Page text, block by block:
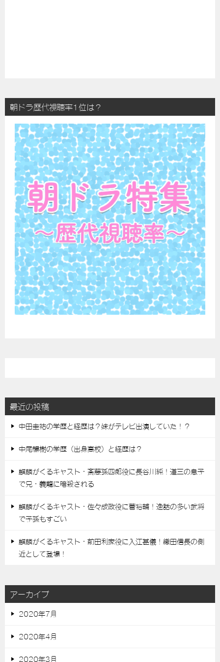
朝ドラ歴代視聴率1位は？
最近の投稿
中田圭祐の学歴と経歴は？妹がテレビ出演していた！？
中尾暢樹の学歴（出身高校）と経歴は？
麒麟がくるキャスト・斎藤孫四郎役に長谷川純！道三の息子
で兄・義龍に暗殺される
麒麟がくるキャスト・佐々成政役に菅裕輔！逸話の多い武将
で子孫もすごい
麒麟がくるキャスト・前田利家役に入江甚儀！織田信長の側
近として登場！
アーカイブ
2020年7月
2020年4月
2020年3月